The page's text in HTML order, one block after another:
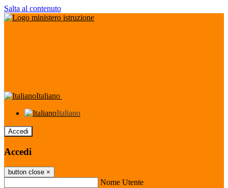
Salta al contenuto
Italiano
Italiano
Accedi
Accedi
button close ×
Nome Utente